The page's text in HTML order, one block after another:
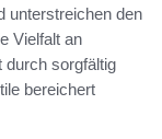
unterstreichen den
Vielfalt an
durch sorgfältig
bereichert